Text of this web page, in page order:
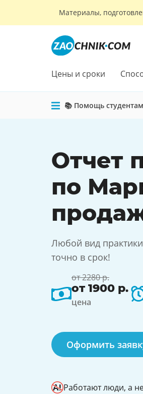
Материалы,
Цены и сроки
📚 Помощь студентам
Отчет
по
Любой вид
точно в срок!
от 2280 р.
от 1900 р.
цена
Оформить
Работают люди, а